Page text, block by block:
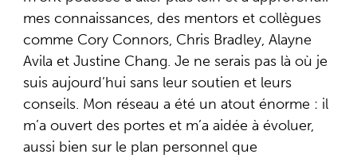
mes connaissances, des mentors et collègues
comme Cory Connors, Chris Bradley, Alayne
Avila et Justine Chang. Je ne serais pas là où je
suis aujourd’hui sans leur soutien et leurs
conseils. Mon réseau a été un atout énorme : il
m’a ouvert des portes et m’a aidée à évoluer,
aussi bien sur le plan personnel que